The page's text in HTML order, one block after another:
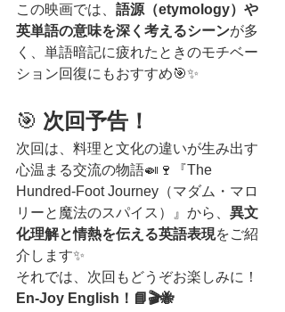
この映画では、 語源（etymology）や
英単語の意味を深く考えるシーンが多
く、単語暗記に疲れたときのモチベー
ション回復にもおすすめ🎯✨
🎯 次回予告！
次回は、料理と文化の違いが生み出す
心温まる交流の物語🍛🍷『The
Hundred-Foot Journey（マダム・マロ
リーと魔法のスパイス）』から、 異文
化理解と情熱を伝える英語表現をご紹
介します✨
それでは、次回もどうぞお楽しみに！
En-Joy English！📘🎬🐝